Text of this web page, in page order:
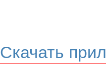
Скачать